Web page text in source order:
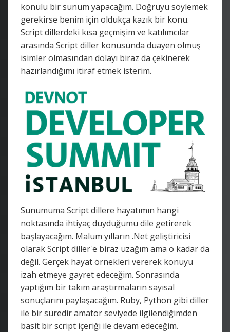
konulu bir sunum yapacağım. Doğruyu söylemek
gerekirse benim için oldukça kazık bir konu.
Script dillerdeki kısa geçmişim ve katılımcılar
arasında Script diller konusunda duayen olmuş
isimler olmasından dolayı biraz da çekinerek
hazırlandığımı itiraf etmek isterim.
Sunumuma Script dillere hayatımın hangi
noktasında ihtiyaç duyduğumu dile getirerek
başlayacağım. Malum yılların .Net geliştiricisi
olarak Script diller'e biraz uzağım ama o kadar da
değil. Gerçek hayat örnekleri vererek konuyu
izah etmeye gayret edeceğim. Sonrasında
yaptığım bir takım araştırmaların sayısal
sonuçlarını paylaşacağım. Ruby, Python gibi diller
ile bir süredir amatör seviyede ilgilendiğimden
basit bir script içeriği ile devam edeceğim.